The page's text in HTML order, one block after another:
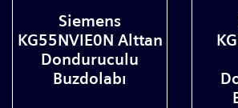
Siemens
KG55NVIE0N Alttan
Donduruculu
Buzdolabı